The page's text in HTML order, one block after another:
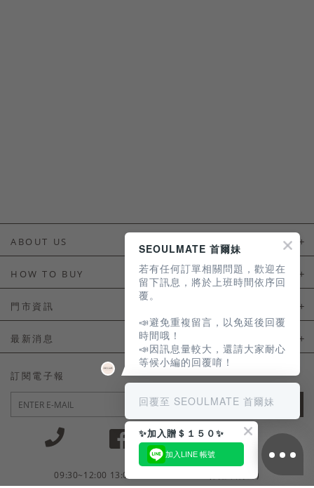
ABOUT US
HOW TO BUY
如何購買
會員常見問題
訂單常見問題
商品售後服務
電子發票
門市資訊
門市資訊
最新消息
LINE官方會員活動
訂閱電子報
JOIN
09:30~12:00 13:00~18:30 / Mon - Fri(例假日除外)
SEOULMATE 首爾妹
若有任何訂單相關問題，歡迎在
留下訊息，將於上班時間依序回
覆。
📣避免重複留言，以免延後回覆
時間哦！
📣因訊息量較大，還請大家耐心
等候小編的回覆唷！
回覆至 SEOULMATE 首爾妹
✨加入贈＄１５０✨
加入LINE 帳號